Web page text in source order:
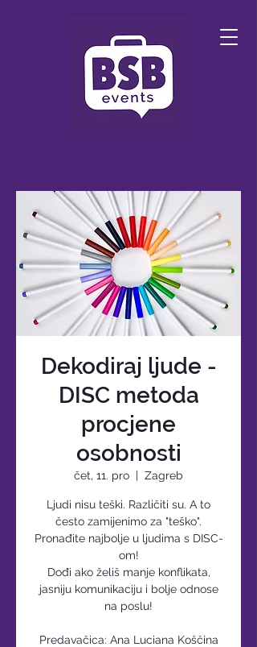
Dekodiraj ljude -
DISC metoda
procjene
osobnosti
čet, 11. pro
  |
Zagreb
Ljudi nisu teški. Različiti su. A to
često zamijenimo za "teško".
Pronađite najbolje u ljudima s DISC-
om!
Dođi ako želiš manje konflikata,
jasniju komunikaciju i bolje odnose
na poslu!
Predavačica: Ana Luciana Koščina